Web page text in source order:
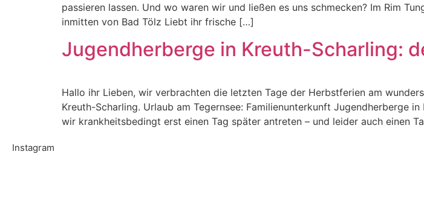
passieren lassen. Und wo waren wir und ließen es uns schmecken? Im Rim
inmitten von Bad Tölz Liebt ihr frische […]
Jugendherberge in Kreuth-Scharling:
Hallo ihr Lieben, wir verbrachten die letzten Tage der Herbstferien am
Kreuth-Scharling. Urlaub am Tegernsee: Familienunterkunft Jugendherberge
wir krankheitsbedingt erst einen Tag später antreten – und leider auch einen
Instagram